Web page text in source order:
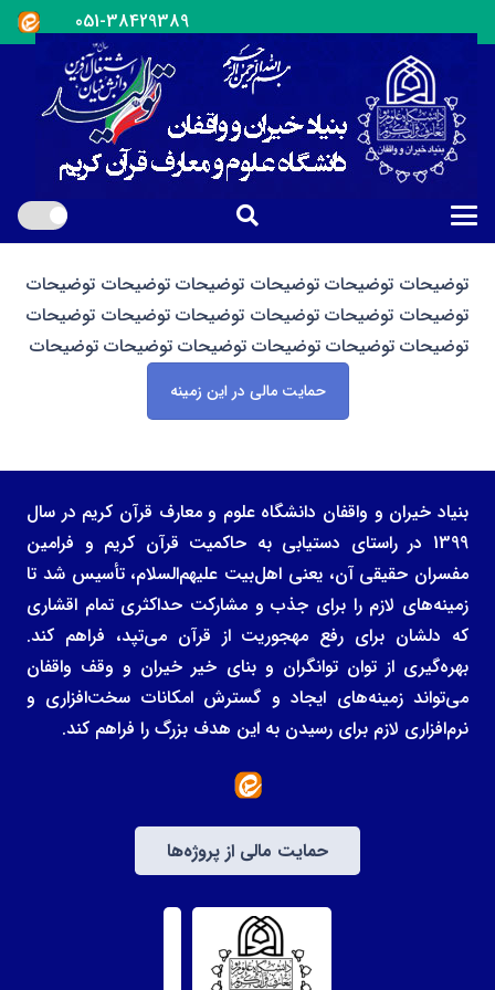
051-38429389
توضیحات توضیحات توضیحات توضیحات توضیحات توضیحات
توضیحات توضیحات توضیحات توضیحات توضیحات توضیحات
توضیحات توضیحات توضیحات توضیحات توضیحات توضیحات
حمایت مالی در این زمینه
بنیاد خیران و واقفان دانشگاه علوم و معارف قرآن کریم در سال
1399 در راستای دستیابی به حاکمیت قرآن کریم و فرامین
مفسران حقیقی آن، یعنی اهل‌بیت علیهم‌السلام، تأسیس شد تا
زمینه‌های لازم را برای جذب و مشارکت حداکثری تمام اقشاری
که دلشان برای رفع مهجوریت از قرآن می‌تپد، فراهم کند.
بهره‌گیری از توان توانگران و بنای خیر خیران و وقف واقفان
می‌تواند زمینه‌های ایجاد و گسترش امکانات سخت‌افزاری و
نرم‌افزاری لازم برای رسیدن به این هدف بزرگ را فراهم کند.
حمایت مالی از پروژه‌ها